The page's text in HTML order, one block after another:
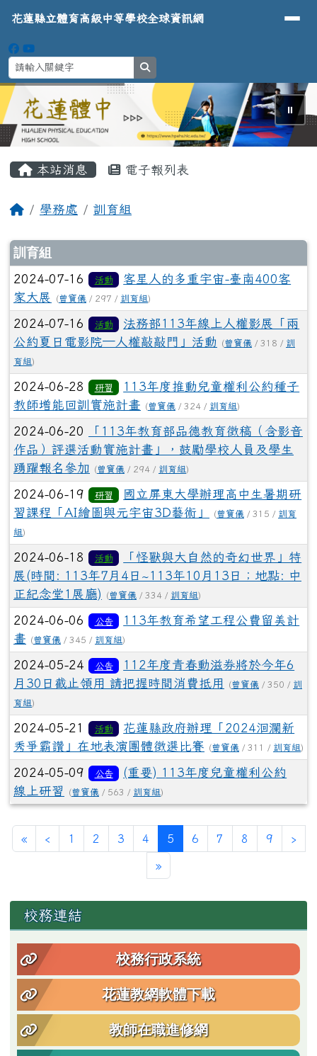
花蓮縣立體育高級中等學校全球資
導覽列
花蓮縣立體育高級中等學校全球資訊網
⏸
本站消息 電子報列表
回首頁
學務處 訓育組
文章列表
訓育組
2024-07-16 活動
客星人的多重宇宙-臺南400客
家大展
(曾寶儀 / 297 / 訓育組)
2024-07-16 活動
法務部113年線上人權影展「兩
公約夏日電影院─人權敲敲門」活動
(曾寶儀 / 318 / 訓
育組)
2024-06-28 研習
113年度推動兒童權利公約種子
教師增能回訓實施計畫
(曾寶儀 / 324 / 訓育組)
2024-06-20
「113年教育部品德教育徵稿（含影音
作品）評選活動實施計畫」，鼓勵學校人員及學生
踴躍報名參加
(曾寶儀 / 294 / 訓育組)
2024-06-19 研習
國立屏東大學辦理高中生暑期研
習課程「AI繪圖與元宇宙3D藝術」
(曾寶儀 / 315 / 訓育
組)
2024-06-18 活動
「怪獸與大自然的奇幻世界」特
展(時間: 113年7月4日~113年10月13日；地點: 中
正紀念堂1展廳)
(曾寶儀 / 334 / 訓育組)
2024-06-06 公告
113年教育希望工程公費留美計
畫
(曾寶儀 / 345 / 訓育組)
2024-05-24 公告
112年度青春動滋券將於今年6
月30日截止領用 請把握時間消費抵用
(曾寶儀 / 350 / 訓
育組)
2024-05-21 活動
花蓮縣政府辦理「2024洄瀾新
秀爭霸讚」在地表演團體徵選比賽
(曾寶儀 / 311 / 訓育組)
2024-05-09 公告
(重要) 113年度兒童權利公約
線上研習
(曾寶儀 / 563 / 訓育組)
«第一頁
‹上一頁
1 2 3 4 5(目前頁次)
6 7 8 9 ›下
»最後頁
左邊區域內容
校務連結
校務行政系統
花蓮教網軟體下載
教師在職進修網